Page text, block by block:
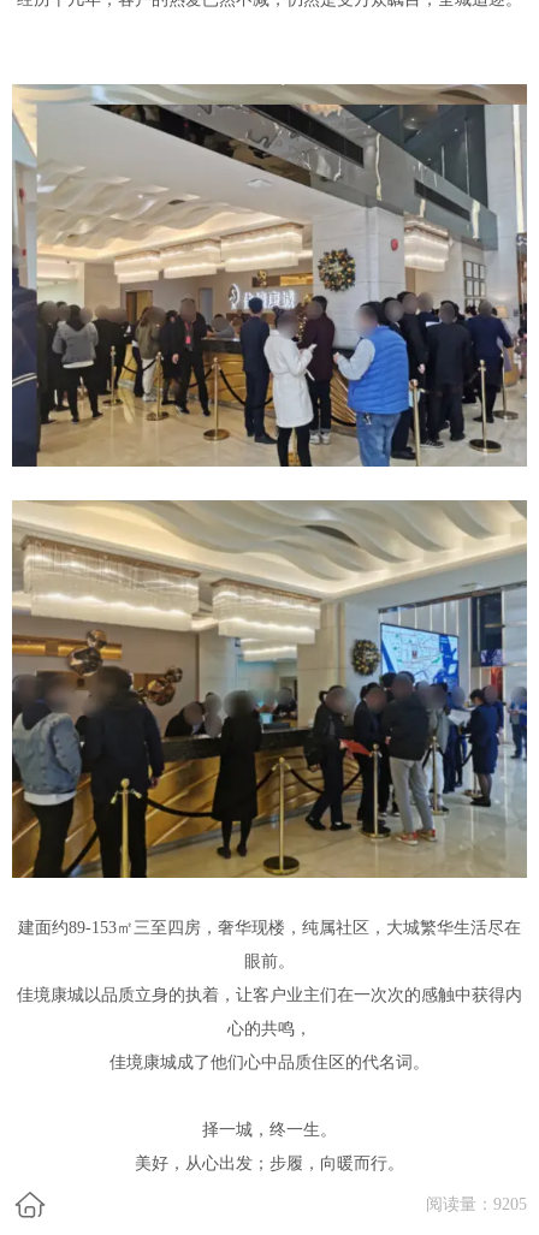
建面约89-153㎡三至四房，奢华现楼，纯属社区，大城繁华生活尽在
眼前。
佳境康城以品质立身的执着，让客户业主们在一次次的感触中获得内
心的共鸣，
佳境康城成了他们心中品质住区的代名词。
择一城，终一生。
美好，从心出发；步履，向暖而行。
阅读量： 9205